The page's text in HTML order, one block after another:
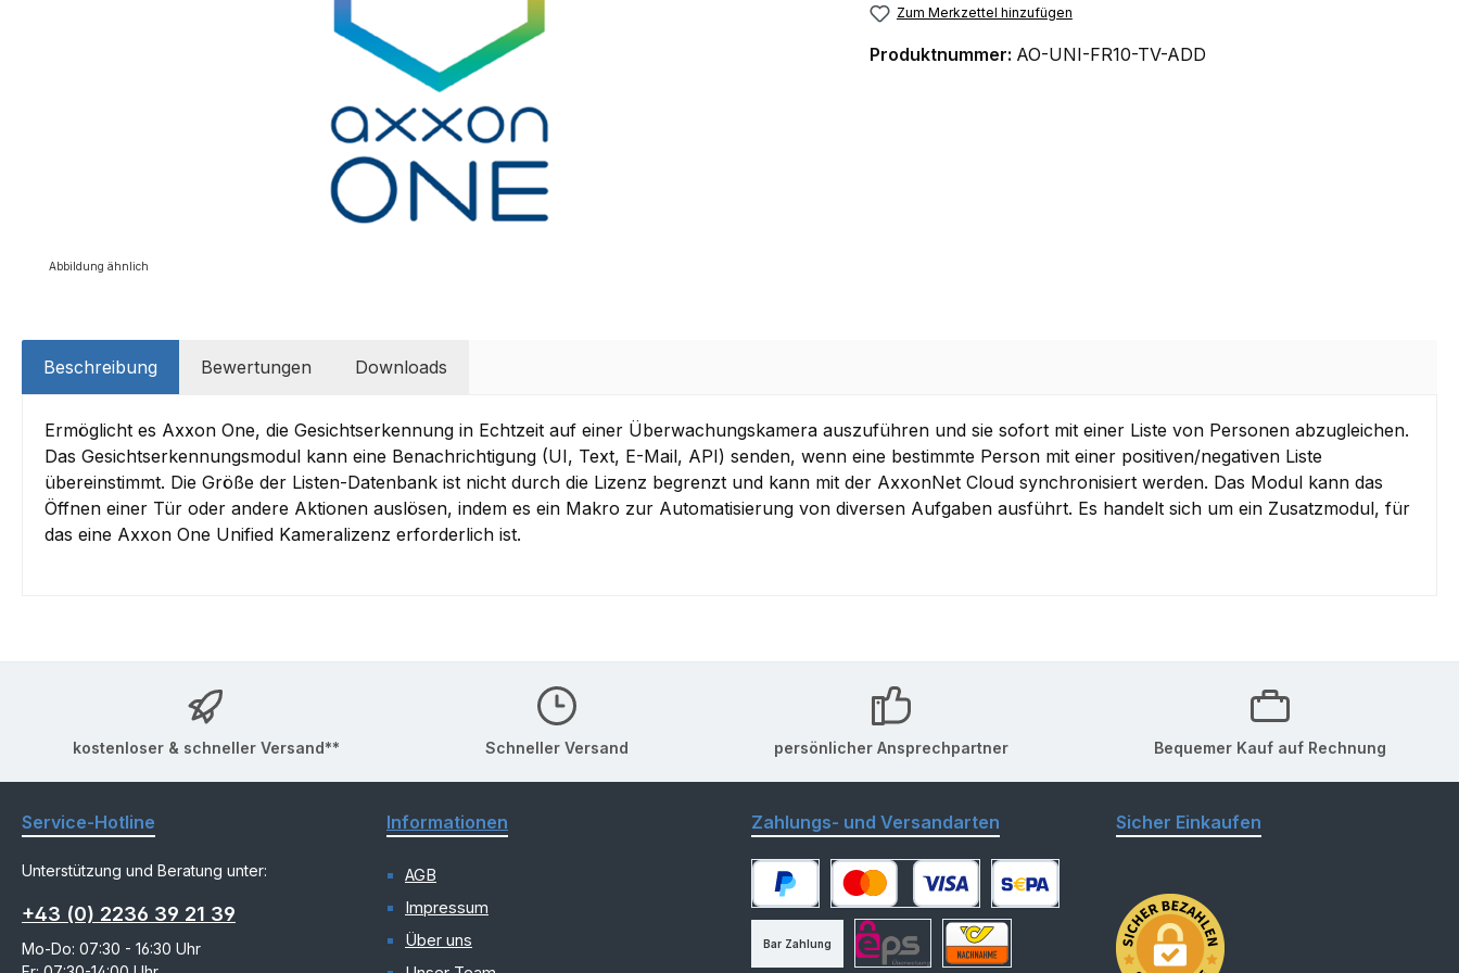
Abbildung ähnlich
Zum Merkzettel hinzufügen
Produktnummer: AO-UNI-FR10-TV-ADD
Beschreibung Bewertungen Downloads
Ermöglicht es Axxon One, die Gesichtserkennung in Echtzeit auf einer Überwachungskamera auszuführen und sie sofort mit einer Liste von Personen abzugleichen.
Das Gesichtserkennungsmodul kann eine Benachrichtigung (UI, Text, E-Mail, API) senden, wenn eine bestimmte Person mit einer positiven/negativen Liste
übereinstimmt. Die Größe der Listen-Datenbank ist nicht durch die Lizenz begrenzt und kann mit der AxxonNet Cloud synchronisiert werden. Das Modul kann das
Öffnen einer Tür oder andere Aktionen auslösen, indem es ein Makro zur Automatisierung von diversen Aufgaben ausführt. Es handelt sich um ein Zusatzmodul, für
das eine Axxon One Unified Kameralizenz erforderlich ist.
kostenloser & schneller Versand** Schneller Versand persönlicher Ansprechpartner Bequemer Kauf auf Rechnung
Service-Hotline
Unterstützung und Beratung unter:
+43 (0) 2236 39 21 39
Mo-Do: 07:30 - 16:30 Uhr
Informationen
AGB
Impressum
Über uns
Zahlungs- und Versandarten
PayPal Kredit- oder DebitkarteSEPA Lastschrift
Bar Zahlung
Sicher Einkaufen